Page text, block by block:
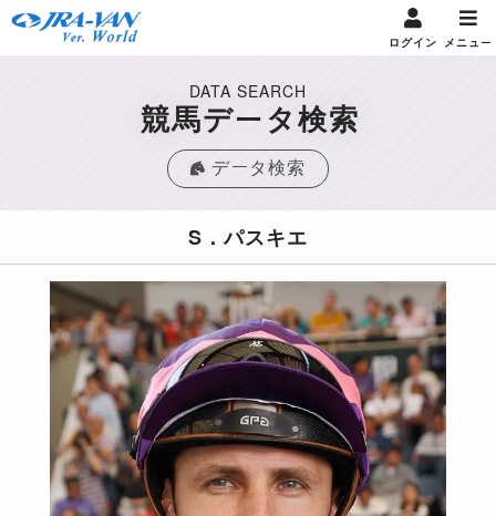
ログイン メニュー
DATA SEARCH
競馬データ検索
データ検索
S．パスキエ